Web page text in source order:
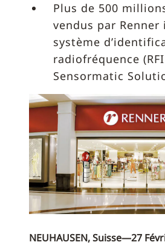
Plus de 500
vendus par
système
radiofréquence
Sensormatic
NEUHAUSEN, Suisse—27